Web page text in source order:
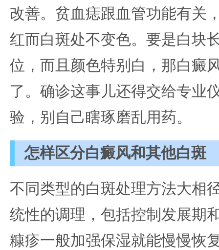
改善。贫血痣跟血管功能有关
红而白斑处不变色。要是白块
位，而且颜色特别白，那白癜
了。确诊这事儿还得交给专业
验，别自己瞎琢磨乱用药。
怎样区分白癜风和其他白斑
不同类型的白斑处理方法大相
统性的调理，包括控制发展期
糠疹一般加强保湿就能慢慢恢